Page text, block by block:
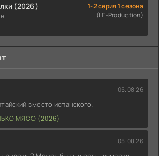
(2026)
1-2 серия 1 сезона
(LE-Production)
05.08.26
вместо испанского.
МЯСО (2026)
05.08.26